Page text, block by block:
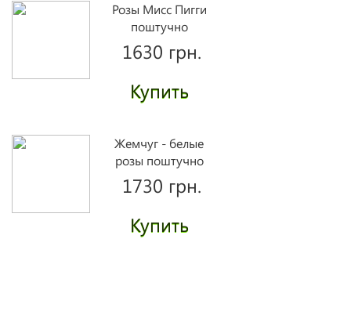
Розы Мисс Пигги
поштучно
1630 грн.
Купить
Жемчуг - белые
розы поштучно
1730 грн.
Купить